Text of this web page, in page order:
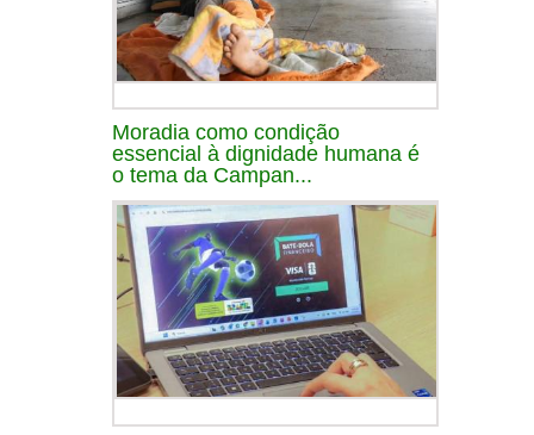
Moradia como condição
essencial à dignidade humana é
o tema da Campan...